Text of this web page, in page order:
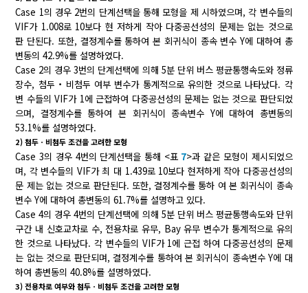
Case 1의 경우 2번의 단계선택을 통해 모형을 제 시하였으며, 각 변수들의
VIF가 1.008로 10보다 현 저하게 작아 다중공선성의 문제는 없는 것으로
판 단된다. 또한, 결정계수를 통하여 본 회귀식이 종속 변수 Y에 대하여 총
변동의 42.9%를 설명하였다.
Case 2의 경우 3번의 단계선택에 의해 5분 단위 버스 평균통행속도와 정류
장수, 첨두・비첨두 여부 변수가 통계적으로 유의한 것으로 나타났다. 각
변 수들의 VIF가 1에 근접하여 다중공선성의 문제는 없는 것으로 판단되었
으며, 결정계수를 통하여 본 회귀식이 종속변수 Y에 대하여 총변동의
53.1%를 설명하였다.
2) 첨두ㆍ비첨두 조건을 고려한 모형
Case 3의 경우 4번의 단계선택을 통해 <표 7>과 같은 모형이 제시되었으
며, 각 변수들의 VIF가 최 대 1.439로 10보다 현저하게 작아 다중공선성의
문 제는 없는 것으로 판단된다. 또한, 결정계수를 통하 여 본 회귀식이 종속
변수 Y에 대하여 총변동의 61.7%를 설명하고 있다.
Case 4의 경우 4번의 단계선택에 의해 5분 단위 버스 평균통행속도와 단위
구간 내 신호교차로 수, 전용차로 유무, Bay 유무 변수가 통계적으로 유의
한 것으로 나타났다. 각 변수들의 VIF가 1에 근접 하여 다중공선성의 문제
는 없는 것으로 판단되며, 결정계수를 통하여 본 회귀식이 종속변수 Y에 대
하여 총변동의 40.8%를 설명하였다.
3) 전용차로 여부와 첨두ㆍ비첨두 조건을 고려한 모형